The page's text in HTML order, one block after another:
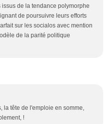
de la tendance polymorphe
de poursuivre leurs efforts
sur les socialos avec mention
de la parité politique
la tête de l'emploie en somme,
!